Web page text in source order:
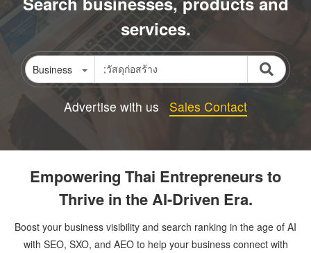
services.
Business
Advertise with us Sales Contact
Empowering Thai Entrepreneurs to
Thrive in the AI-Driven Era.
Boost your business visibility and search ranking in the age of AI
with SEO, SXO, and AEO to help your business connect with